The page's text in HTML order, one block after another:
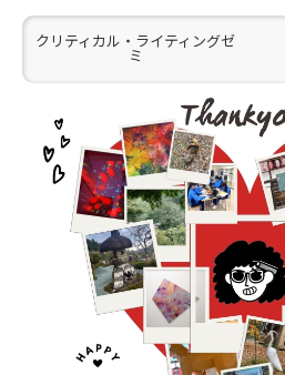
クリティカル・ライティングゼ
ミ